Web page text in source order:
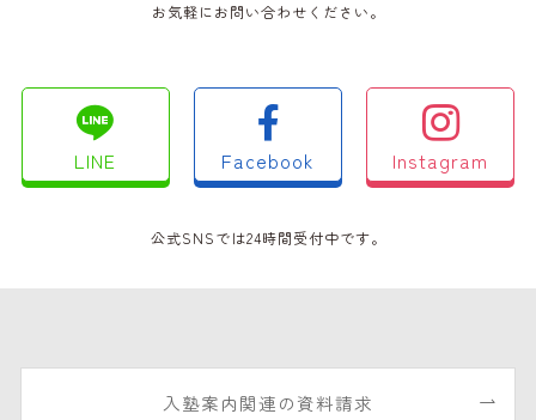
お気軽にお問い合わせください。
LINE Facebook Instagram
公式SNSでは24時間受付中です。
入塾案内関連の資料請求